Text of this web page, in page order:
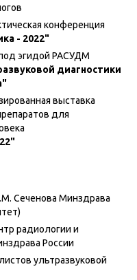
конференция
- 2022"
эгидой РАСУДМ
диагностики
выставка
для
Сеченова Минздрава
радиологии и
России
ультразвуковой